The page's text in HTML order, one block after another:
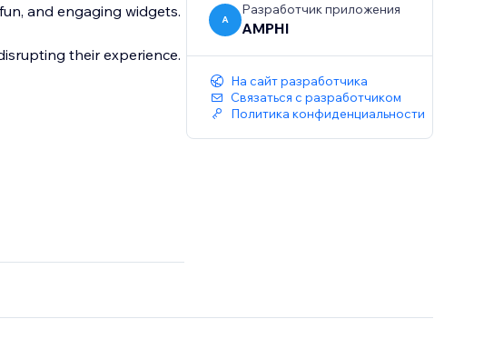
and engaging widgets.
their experience.
A
Разработчик приложения
AMPHI
На сайт разработчика
Связаться с разработчиком
Политика конфиденциальности